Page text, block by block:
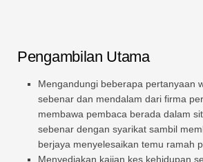
Pengambilan Utama
Mengandungi beberapa pertanyaan
sebenar dan mendalam dari firma
membawa pembaca berada dalam
sebenar dengan syarikat sambil
berjaya menyelesaikan temu ramah
Menyediakan kajian kes kehidupan